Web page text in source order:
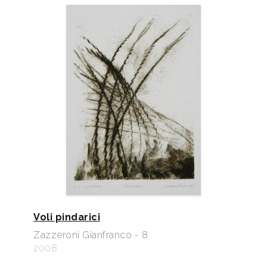
Voli pindarici
Zazzeroni Gianfranco - 8
2008